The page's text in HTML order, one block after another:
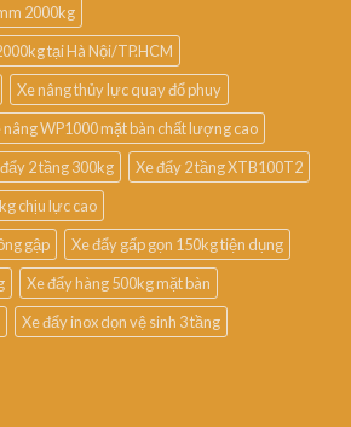
2000kg
tại Hà Nội/TP.HCM
Xe nâng thủy lực quay đổ phuy
nâng WP1000 mặt bàn chất lượng cao
2 tầng 300kg
Xe đẩy 2 tầng XTB100T2
chịu lực cao
gập
Xe đẩy gấp gọn 150kg tiện dụng
Xe đẩy hàng 500kg mặt bàn
Xe đẩy inox dọn vệ sinh 3 tầng